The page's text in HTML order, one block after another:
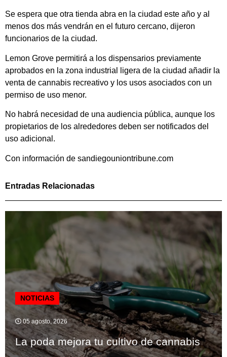
Se espera que otra tienda abra en la ciudad este año y al
menos dos más vendrán en el futuro cercano, dijeron
funcionarios de la ciudad.
Lemon Grove permitirá a los dispensarios previamente
aprobados en la zona industrial ligera de la ciudad añadir la
venta de cannabis recreativo y los usos asociados con un
permiso de uso menor.
No habrá necesidad de una audiencia pública, aunque los
propietarios de los alrededores deben ser notificados del
uso adicional.
Con información de sandiegouniontribune.com
Entradas Relacionadas
NOTICIAS
05 agosto, 2026
La poda mejora tu cultivo de cannabis